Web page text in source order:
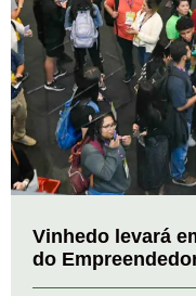
Vinhedo levará
do